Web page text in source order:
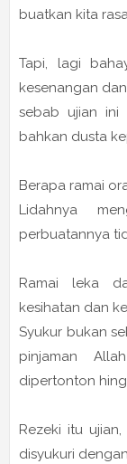
buatkan kita
Tapi, lagi
kesenangan
sebab ujian ini
bahkan dusta
Berapa ramai
Lidahnya
perbuatannya
Ramai leka
kesihatan dan
Syukur bukan
pinjaman
dipertonton
Rezeki itu
disyukuri